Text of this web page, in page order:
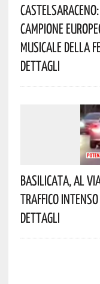
Campione
Musicale Della
Dettagli
Basilicata, Al
Traffico Intenso
Dettagli